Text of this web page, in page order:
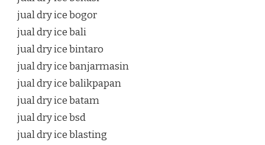
jual dry ice bogor
jual dry ice bali
jual dry ice bintaro
jual dry ice banjarmasin
jual dry ice balikpapan
jual dry ice batam
jual dry ice bsd
jual dry ice blasting